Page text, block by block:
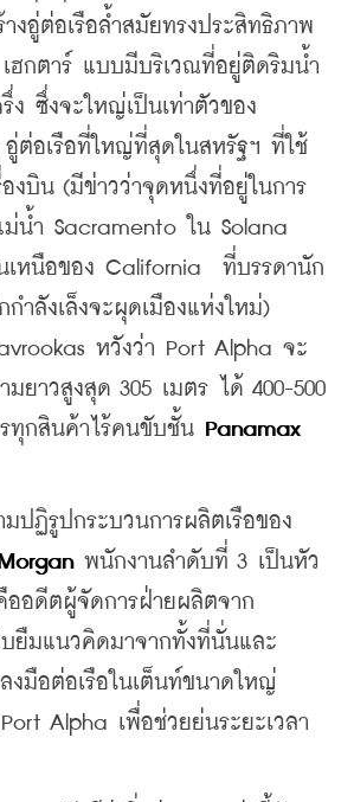
งอู่ต่อเรือล้ำสมัยทรงประสิทธิภาพ
ฮกตาร์ แบบมีบริเวณที่อยู่ติดริมน้ำ
อู่ต่อเรือที่ใหญ่ที่สุดในสหรัฐฯ ที่ใช้
องบิน (มีข่าวว่าจุดหนึ่งที่อยู่ในการ
น้ำ Sacramento ใน Solana
เหนือของ California  ที่บรรดานัก
กำลังเล็งจะผุดเมืองแห่งใหม่)
หวังว่า Port Alpha จะ
มยาวสูงสุด 305 เมตร ได้ 400-500
ทุกสินค้าไร้คนขับชั้น Panamax
ฏิรูปกระบวนการผลิตเรือของ
พนักงานลำดับที่ 3 เป็นหัว
ยืมแนวคิดมาจากทั้งที่นั่นและ
งมือต่อเรือในเต็นท์ขนาดใหญ่
Alpha เพื่อช่วยย่นระยะเวลา